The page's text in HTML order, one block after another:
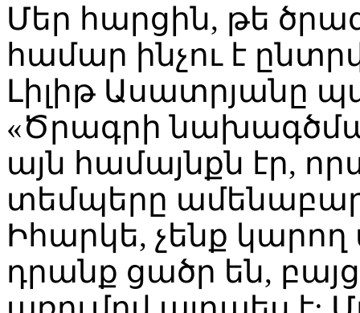
Մեր հարցին, թե
համար ինչու է
Լիլիթ Ասատրյանը
«Ծրագրի
այն համայնքն էր,
տեմպերը
Իհարկե, չենք կարող
դրանք ցածր են,